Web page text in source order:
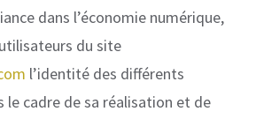
dans l’économie numérique,
du site
l’identité des différents
le cadre de sa réalisation et de